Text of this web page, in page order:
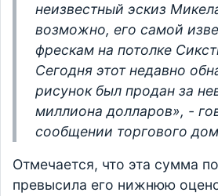
неизвестный эскиз
возможно, его самой
фрескам на потолке
Сегодня этот недавно
рисунок был продан за
миллиона долларов», -
сообщении торгового
Отмечается, что эта сумма
превысила его нижнюю